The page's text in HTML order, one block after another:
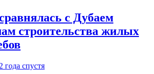
с Дубаем
строительства жилых
2 года спустя